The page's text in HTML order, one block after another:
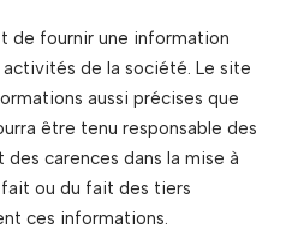
de fournir une information
activités de la société. Le site
aussi précises que
être tenu responsable des
carences dans la mise à
fait ou du fait des tiers
ces informations.